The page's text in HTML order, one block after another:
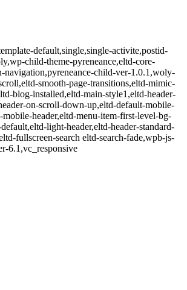
default,single,single-activite,postid-
child-theme-pyreneance,eltd-core-
navigation,pyreneance-child-ver-1.0.1,woly-
smooth-page-transitions,eltd-mimic-
blog-installed,eltd-main-style1,eltd-header-
on-scroll-down-up,eltd-default-mobile-
mobile-header,eltd-menu-item-first-level-bg-
light-header,eltd-header-standard-
fullscreen-search eltd-search-fade,wpb-js-
6.1,vc_responsive